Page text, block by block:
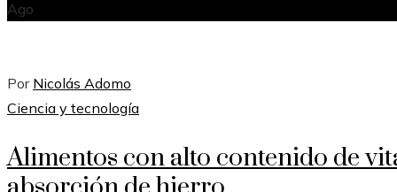
Ago
Por Nicolás Adomo
Ciencia y tecnología
Alimentos con alto contenido de